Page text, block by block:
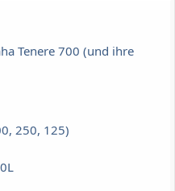
Tenere 700 (und ihre
250, 125)